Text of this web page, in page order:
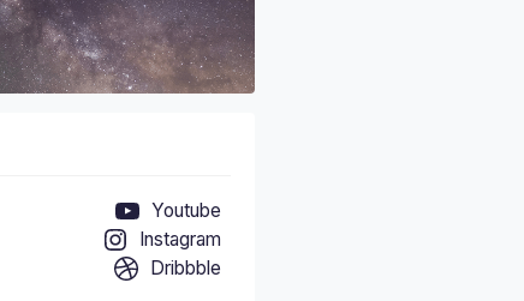
Youtube
Instagram
Dribbble